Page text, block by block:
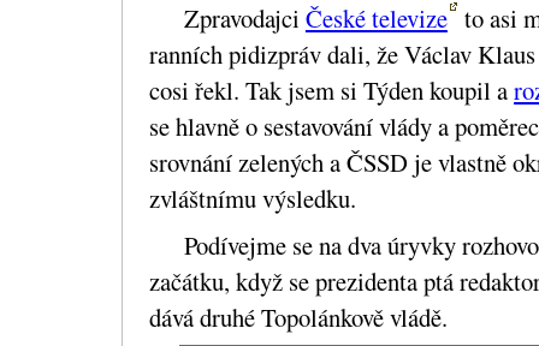
Zpravodajci České televize to asi
ranních pidizpráv dali, že Václav
cosi řekl. Tak jsem si Týden koupil a
se hlavně o sestavování vlády a
srovnání zelených a ČSSD je vlastně
zvláštnímu výsledku.
Podívejme se na dva úryvky
začátku, když se prezidenta ptá
dává druhé Topolánkově vládě.